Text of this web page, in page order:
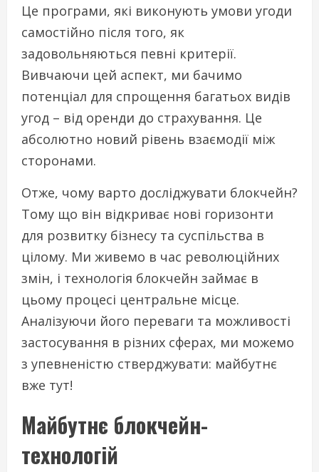
Це програми, які виконують умови угоди
самостійно після того, як
задовольняються певні критерії.
Вивчаючи цей аспект, ми бачимо
потенціал для спрощення багатьох видів
угод – від оренди до страхування. Це
абсолютно новий рівень взаємодії між
сторонами.
Отже, чому варто досліджувати блокчейн?
Тому що він відкриває нові горизонти
для розвитку бізнесу та суспільства в
цілому. Ми живемо в час революційних
змін, і технологія блокчейн займає в
цьому процесі центральне місце.
Аналізуючи його переваги та можливості
застосування в різних сферах, ми можемо
з упевненістю стверджувати: майбутнє
вже тут!
Майбутнє блокчейн-
технологій